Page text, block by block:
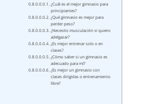
¿Cuál es el mejor gimnasio para
principiantes?
¿Qué gimnasio es mejor para
perder peso?
¿Necesito musculación si quiero
adelgazar?
¿Es mejor entrenar solo o en
clases?
¿Cómo saber si un gimnasio es
adecuado para mí?
¿Es mejor un gimnasio con
clases dirigidas o entrenamiento
libre?